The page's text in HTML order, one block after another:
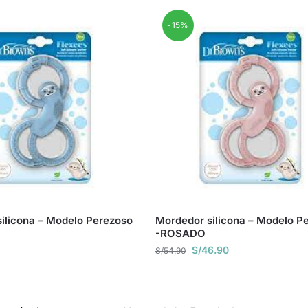
– Modelo Perezoso
-15%
Mordedor silicona – Modelo
-ROSADO
S/54.90 S/46.90